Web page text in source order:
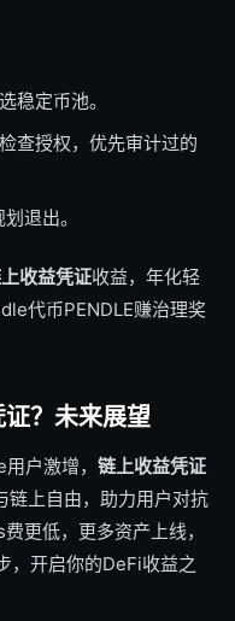
稳定币池。
查授权，优先审计过的
退出。
收益凭证收益，年化轻
代币PENDLE赚治理奖
？未来展望
户激增， 链上收益凭证
链上自由，助力用户对抗
更低，更多资产上线，
，开启你的DeFi收益之